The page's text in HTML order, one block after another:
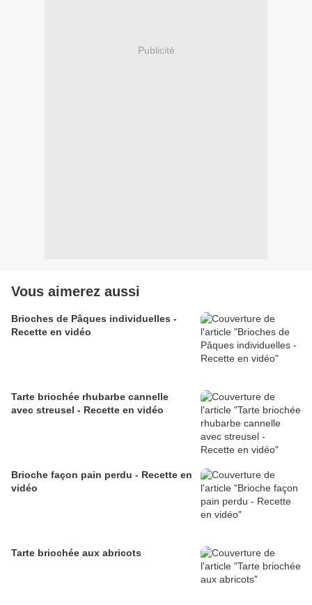
Publicité
Vous aimerez aussi
Brioches de Pâques individuelles -
Recette en vidéo
Tarte briochée rhubarbe cannelle
avec streusel - Recette en vidéo
Brioche façon pain perdu - Recette en
vidéo
Tarte briochée aux abricots